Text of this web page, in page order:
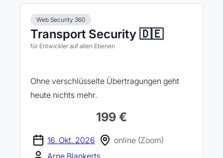
Web Security 360
Transport Security 🇩🇪
für Entwickler auf allen Ebenen
Ohne verschlüsselte Übertragungen geht
heute nichts mehr.
199 €
16. Okt. 2026
online (Zoom)
Arne Blankerts